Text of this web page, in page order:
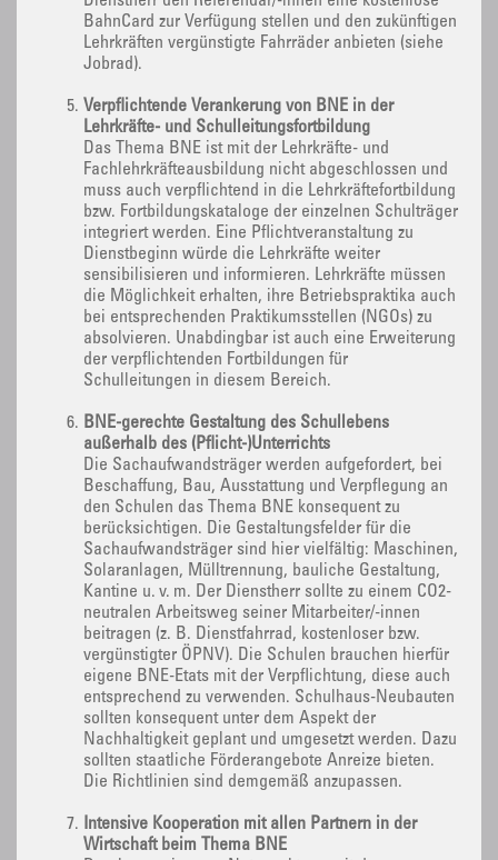
BahnCard zur Verfügung stellen und den zukünftigen
Lehrkräften vergünstigte Fahrräder anbieten (siehe
Jobrad).
Verpflichtende Verankerung von BNE in der
Lehrkräfte- und Schulleitungsfortbildung
Das Thema BNE ist mit der Lehrkräfte- und
Fachlehrkräfteausbildung nicht abgeschlossen und
muss auch verpflichtend in die Lehrkräftefortbildung
bzw. Fortbildungskataloge der einzelnen Schulträger
integriert werden. Eine Pflichtveranstaltung zu
Dienstbeginn würde die Lehrkräfte weiter
sensibilisieren und informieren. Lehrkräfte müssen
die Möglichkeit erhalten, ihre Betriebspraktika auch
bei entsprechenden Praktikumsstellen (NGOs) zu
absolvieren. Unabdingbar ist auch eine Erweiterung
der verpflichtenden Fortbildungen für
Schulleitungen in diesem Bereich.
BNE-gerechte Gestaltung des Schullebens
außerhalb des (Pflicht-)Unterrichts
Die Sachaufwandsträger werden aufgefordert, bei
Beschaffung, Bau, Ausstattung und Verpflegung an
den Schulen das Thema BNE konsequent zu
berücksichtigen. Die Gestaltungsfelder für die
Sachaufwandsträger sind hier vielfältig: Maschinen,
Solaranlagen, Mülltrennung, bauliche Gestaltung,
Kantine u. v. m. Der Dienstherr sollte zu einem CO2-
neutralen Arbeitsweg seiner Mitarbeiter/-innen
beitragen (z. B. Dienstfahrrad, kostenloser bzw.
vergünstigter ÖPNV). Die Schulen brauchen hierfür
eigene BNE-Etats mit der Verpflichtung, diese auch
entsprechend zu verwenden. Schulhaus-Neubauten
sollten konsequent unter dem Aspekt der
Nachhaltigkeit geplant und umgesetzt werden. Dazu
sollten staatliche Förderangebote Anreize bieten.
Die Richtlinien sind demgemäß anzupassen.
Intensive Kooperation mit allen Partnern in der
Wirtschaft beim Thema BNE